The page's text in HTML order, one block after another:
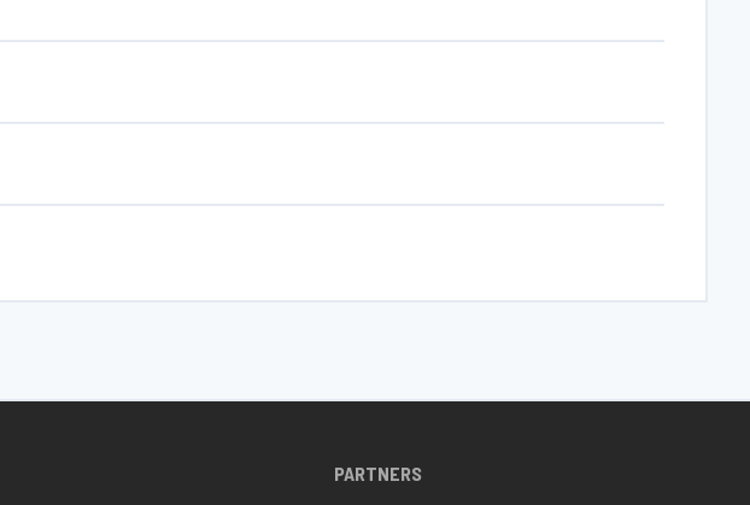
PARTNERS